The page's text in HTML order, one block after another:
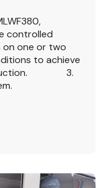
controlled
on one or two
to achieve
reduction. 3.